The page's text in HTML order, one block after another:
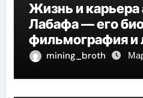
Жизнь и карьера
Лабафа — его
фильмография и
mining_broth